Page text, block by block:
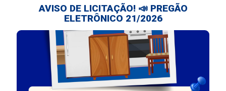
AVISO DE LICITAÇÃO! 📣 PREGÃO
ELETRÔNICO 21/2026